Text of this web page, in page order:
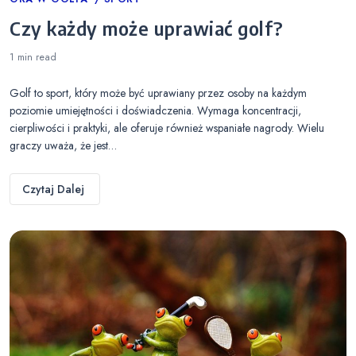
Czy każdy może uprawiać golf?
1 min read
Golf to sport, który może być uprawiany przez osoby na każdym
poziomie umiejętności i doświadczenia. Wymaga koncentracji,
cierpliwości i praktyki, ale oferuje również wspaniałe nagrody. Wielu
graczy uważa, że jest…
Czytaj Dalej